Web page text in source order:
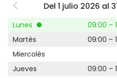
Del 1 julio 2026 al
Lunes 09:00 –
Martès
09:00 –
Miercolès
Jueves
09:00 –